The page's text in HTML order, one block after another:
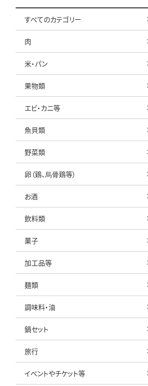
すべてのカテゴリー
肉
米・パン
果物類
エビ・カニ等
魚貝類
野菜類
卵（鶏、烏骨鶏等）
お酒
飲料類
菓子
加工品等
麺類
調味料・油
鍋セット
旅行
イベントやチケット等